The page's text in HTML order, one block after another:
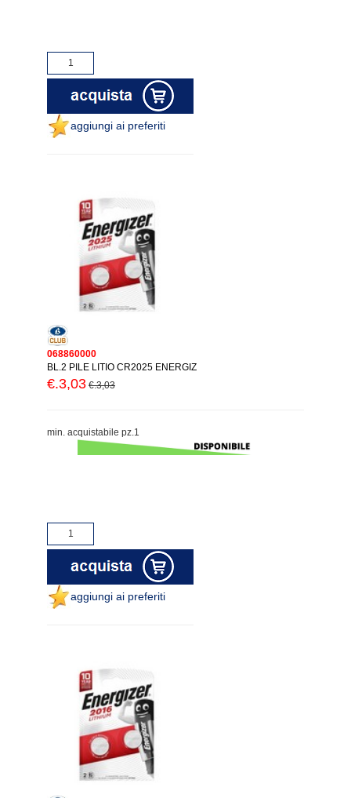
aggiungi ai preferiti
068860000
BL.2 PILE LITIO CR2025 ENERGIZ
€.3,03 €.3,03
min. acquistabile pz.1
aggiungi ai preferiti